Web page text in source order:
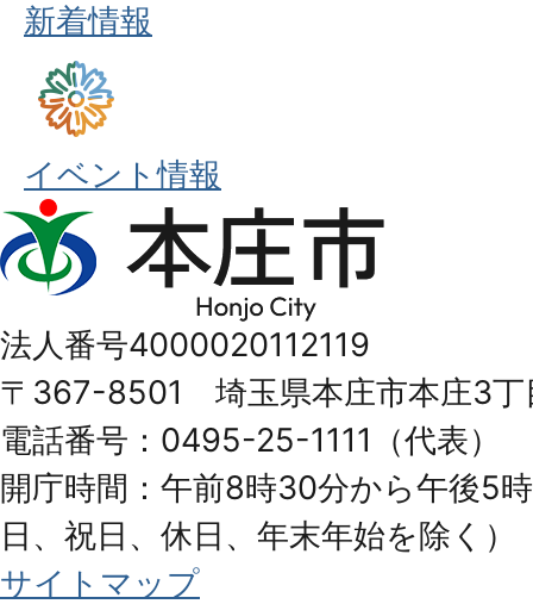
新着情報
イベント情報
本
庄
Honjo
City
法人番号4000020112119
〒367-8501 埼玉県本庄市本庄3丁
電話番号：0495-25-1111（代表）
開庁時間：午前8時30分から午後5
日、祝日、休日、年末年始を除く）
サイトマップ